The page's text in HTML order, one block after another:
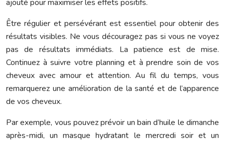
ajouté pour maximiser les effets positifs.
Être régulier et persévérant est essentiel pour obtenir des
résultats visibles. Ne vous découragez pas si vous ne voyez
pas de résultats immédiats. La patience est de mise.
Continuez à suivre votre planning et à prendre soin de vos
cheveux avec amour et attention. Au fil du temps, vous
remarquerez une amélioration de la santé et de l’apparence
de vos cheveux.
Par exemple, vous pouvez prévoir un bain d’huile le dimanche
après-midi, un masque hydratant le mercredi soir et un